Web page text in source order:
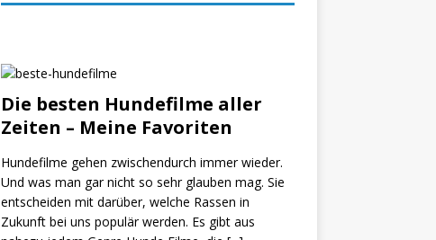
Die besten Hundefilme aller
Zeiten – Meine Favoriten
Hundefilme gehen zwischendurch immer wieder.
Und was man gar nicht so sehr glauben mag. Sie
entscheiden mit darüber, welche Rassen in
Zukunft bei uns populär werden. Es gibt aus